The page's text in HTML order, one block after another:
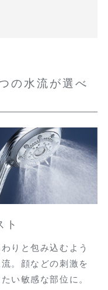
の水流が選べ
ト
りと包み込むよう
流。顔などの刺激を
い敏感な部位に。